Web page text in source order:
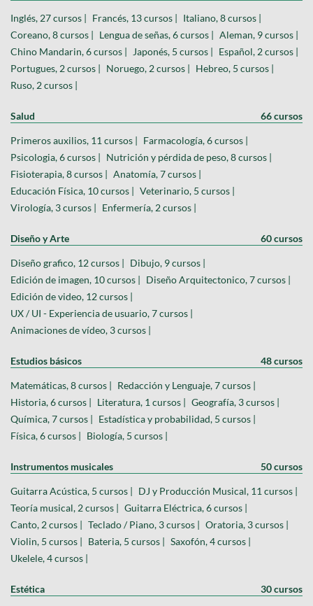
Inglés, 27 cursos | Francés, 13 cursos | Italiano, 8 cursos |
Coreano, 8 cursos | Lengua de señas, 6 cursos | Aleman, 9 cursos |
Chino Mandarin, 6 cursos |
Japonés, 5 cursos | Español, 2 cursos |
Portugues, 2 cursos | Noruego, 2 cursos | Hebreo, 5 cursos |
Ruso, 2 cursos |
Salud 66 cursos
Primeros auxilios, 11 cursos | Farmacología, 6 cursos |
Psicologia, 6 cursos | Nutrición y pérdida de peso, 8 cursos |
Fisioterapia, 8 cursos | Anatomía, 7 cursos |
Educación Física, 10 cursos | Veterinario, 5 cursos |
Virología, 3 cursos | Enfermería, 2 cursos |
Diseño y Arte 60 cursos
Diseño grafico, 12 cursos | Dibujo, 9 cursos |
Edición de imagen, 10 cursos | Diseño Arquitectonico, 7 cursos |
Edición de video, 12 cursos |
UX / UI - Experiencia de usuario, 7 cursos |
Animaciones de vídeo, 3 cursos |
Estudios básicos 48 cursos
Matemáticas, 8 cursos | Redacción y Lenguaje, 7 cursos |
Historia, 6 cursos | Literatura, 1 cursos | Geografía, 3 cursos |
Química, 7 cursos | Estadística y probabilidad, 5 cursos |
Física, 6 cursos | Biología, 5 cursos |
Instrumentos musicales 50 cursos
Guitarra Acústica, 5 cursos | DJ y Producción Musical, 11 cursos |
Teoría musical, 2 cursos | Guitarra Eléctrica, 6 cursos |
Canto, 2 cursos | Teclado / Piano, 3 cursos | Oratoria, 3 cursos |
Violin, 5 cursos | Bateria, 5 cursos | Saxofón, 4 cursos |
Ukelele, 4 cursos |
Estética 30 cursos